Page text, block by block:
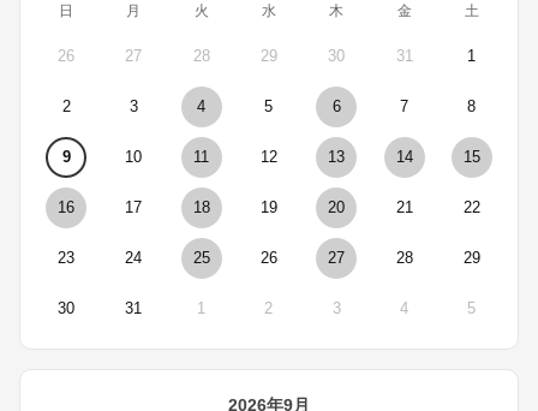
日 月 火 水 木 金 土
26 27 28 29 30 31 1
2 3 4 5 6 7 8
9 10 11 12 13 14 15
16 17 18 19 20 21 22
23 24 25 26 27 28 29
30 31 1 2 3 4 5
2026年9月